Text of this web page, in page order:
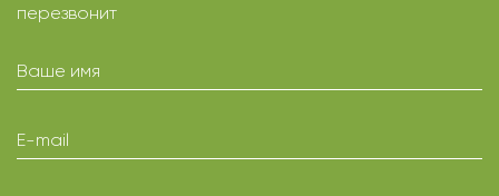
перезвонит
Ваше имя
E-mail